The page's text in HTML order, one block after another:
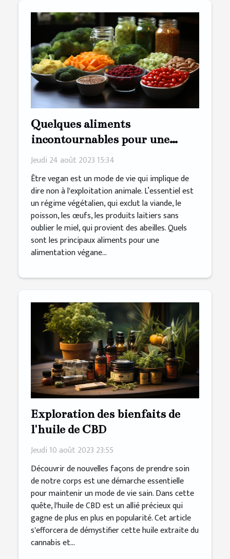
Quelques aliments
incontournables pour une
alimentation végane saine
Jeudi 24 août 2023 15:34
Être vegan est un mode de vie qui implique de
dire non à l'exploitation animale. L’essentiel est
un régime végétalien, qui exclut la viande, le
poisson, les œufs, les produits laitiers sans
oublier le miel, qui provient des abeilles. Quels
sont les principaux aliments pour une
alimentation végane...
Exploration des bienfaits de
l'huile de CBD
Jeudi 10 août 2023 23:55
Découvrir de nouvelles façons de prendre soin
de notre corps est une démarche essentielle
pour maintenir un mode de vie sain. Dans cette
quête, l'huile de CBD est un allié précieux qui
gagne de plus en plus en popularité. Cet article
s'efforcera de démystifier cette huile extraite du
cannabis et...